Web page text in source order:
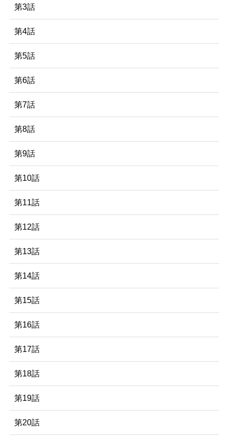
第3話
第4話
第5話
第6話
第7話
第8話
第9話
第10話
第11話
第12話
第13話
第14話
第15話
第16話
第17話
第18話
第19話
第20話